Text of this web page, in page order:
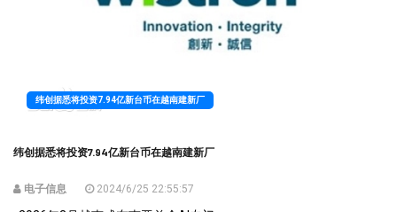
纬创据悉将投资7.94亿新台币在越南建新厂
纬创据悉将投资7.94亿新台币在越南建新厂
电子信息 2024/6/25 22:55:57